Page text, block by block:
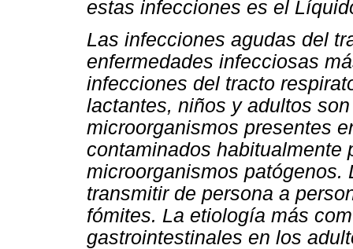
estas infecciones es el
Las infecciones agudas del
enfermedades infecciosas
infecciones del tracto
lactantes, niños y adultos
microorganismos presentes
contaminados habitualmente
microorganismos
transmitir de persona a
fómites. La etiología más
gastrointestinales en los